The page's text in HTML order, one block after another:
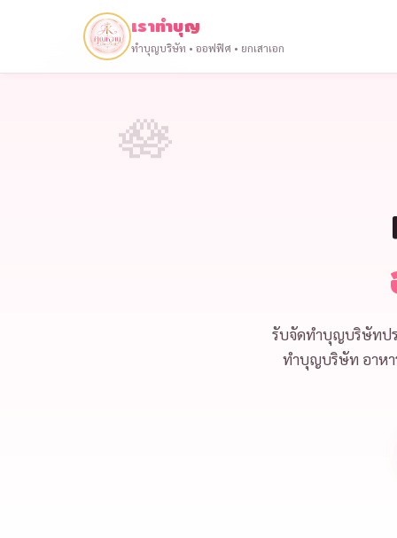
เราทำบุญ
ทำบุญบริษัท • ออฟฟิศ • ยกเสาเอก
รับจัดทำบุญบริษัทป
ทำบุญบริษัท อาห